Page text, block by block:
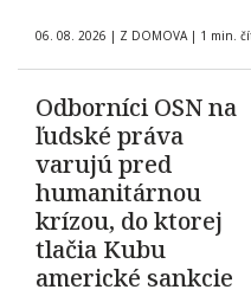
06. 08. 2026 | Z DOMOVA | 1 min.
Odborníci OSN na
ľudské práva
varujú pred
humanitárnou
krízou, do ktorej
tlačia Kubu
americké sankcie